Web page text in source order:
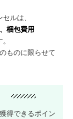
ルは、
梱包費用
ものに限らせて
得できるポイン